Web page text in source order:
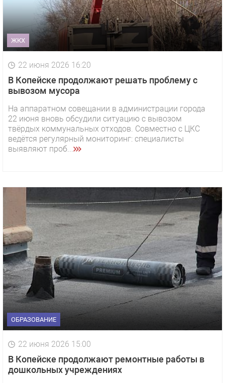
ЖКХ
22 июня 2026 16:20
В Копейске продолжают решать проблему с
вывозом мусора
На аппаратном совещании в администрации города
22 июня вновь обсудили ситуацию с вывозом
твёрдых коммунальных отходов. Совместно с ЦКС
ведётся регулярный мониторинг: специалисты
выявляют проб...
ОБРАЗОВАНИЕ
22 июня 2026 15:00
В Копейске продолжают ремонтные работы в
дошкольных учреждениях